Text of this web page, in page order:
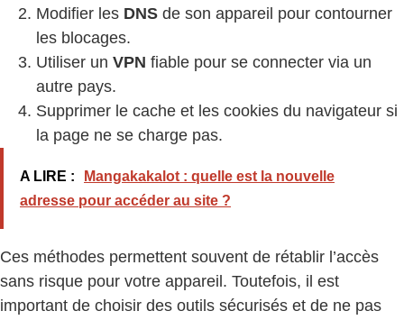
Modifier les DNS de son appareil pour contourner
les blocages.
Utiliser un VPN fiable pour se connecter via un
autre pays.
Supprimer le cache et les cookies du navigateur si
la page ne se charge pas.
A LIRE :
Mangakakalot : quelle est la nouvelle
adresse pour accéder au site ?
Ces méthodes permettent souvent de rétablir l’accès
sans risque pour votre appareil. Toutefois, il est
important de choisir des outils sécurisés et de ne pas